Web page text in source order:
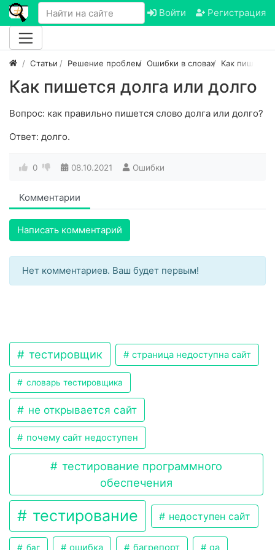
Войти Регистрация
Статьи Решение проблем Ошибки в словах Как пишется
Как пишется долга или долго
Вопрос: как правильно пишется слово долга или долго?
Ответ: долго.
0 08.10.2021 Ошибки
Комментарии
Написать комментарий
Нет комментариев. Ваш будет первым!
тестировщик страница недоступна сайт
словарь тестировщика
не открывается сайт
почему сайт недоступен
тестирование программного
обеспечения
тестирование недоступен сайт
баг ошибка багрепорт qa